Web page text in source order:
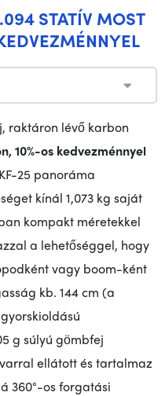
STATÍV MOST
raktáron lévő karbon
10%-os kedvezménnyel
25 panoráma
kínál 1,073 kg saját
kompakt méretekkel
a lehetőséggel, hogy
vagy boom-ként
kb. 144 cm (a
g súlyú gömbfej
ellátott és tartalmaz
360°-os forgatási